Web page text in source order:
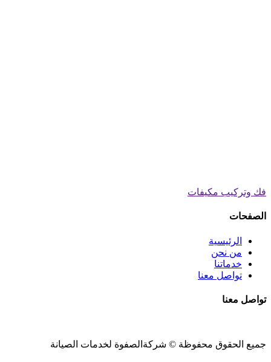
فك وتركيب مكيفات
الصفحات
الرئيسية
من نحن
خدماتنا
تواصل معنا
تواصل معنا
جميع الحقوق محفوظة © شركةالصفوة لخدمات الصيانة